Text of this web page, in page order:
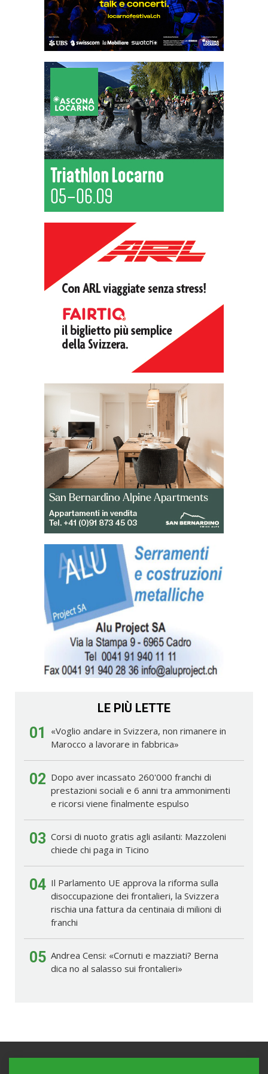
LE PIÙ LETTE
01
«Voglio andare in Svizzera, non rimanere in
Marocco a lavorare in fabbrica»
02 Dopo aver incassato 260'000 franchi di
prestazioni sociali e 6 anni tra ammonimenti
e ricorsi viene finalmente espulso
03 Corsi di nuoto gratis agli asilanti: Mazzoleni
chiede chi paga in Ticino
04 Il Parlamento UE approva la riforma sulla
disoccupazione dei frontalieri, la Svizzera
rischia una fattura da centinaia di milioni di
franchi
05 Andrea Censi: «Cornuti e mazziati? Berna
dica no al salasso sui frontalieri»